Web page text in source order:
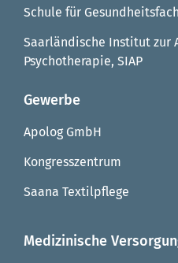
Schule für
Saarländische Institut zur
Psychotherapie, SIAP
Gewerbe
Apolog GmbH
Kongresszentrum
Saana Textilpflege
Medizinische